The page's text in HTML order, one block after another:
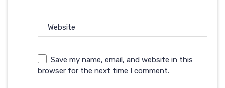
Website
Save my name, email, and website in this
browser for the next time I comment.